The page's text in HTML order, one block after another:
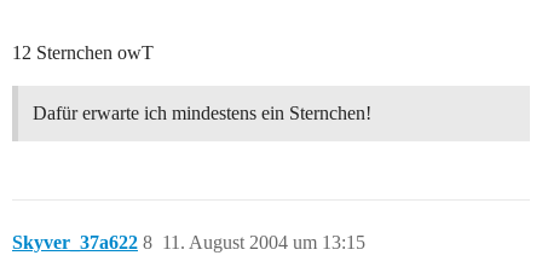
12 Sternchen owT
Dafür erwarte ich mindestens ein Sternchen!
Skyver_37a622 11. August 2004 um 13:15
8